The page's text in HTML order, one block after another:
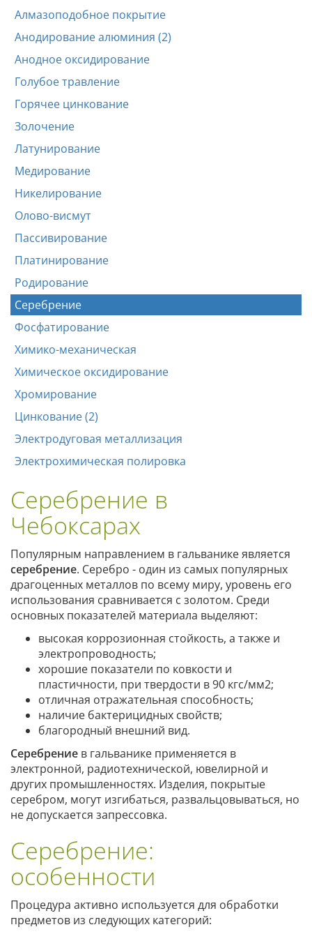
Алмазоподобное покрытие
Анодирование алюминия (2)
Анодное оксидирование
Голубое травление
Горячее цинкование
Золочение
Латунирование
Медирование
Никелирование
Олово-висмут
Пассивирование
Платинирование
Родирование
Серебрение
Фосфатирование
Химико-механическая
Химическое оксидирование
Хромирование
Цинкование (2)
Электродуговая металлизация
Электрохимическая полировка
Серебрение в
Чебоксарах
Популярным направлением в гальванике является
серебрение. Серебро - один из самых популярных
драгоценных металлов по всему миру, уровень его
использования сравнивается с золотом. Среди
основных показателей материала выделяют:
высокая коррозионная стойкость, а также и
электропроводность;
хорошие показатели по ковкости и
пластичности, при твердости в 90 кгс/мм2;
отличная отражательная способность;
наличие бактерицидных свойств;
благородный внешний вид.
Серебрение в гальванике применяется в
электронной, радиотехнической, ювелирной и
других промышленностях. Изделия, покрытые
серебром, могут изгибаться, развальцовываться, но
не допускается запрессовка.
Серебрение:
особенности
Процедура активно используется для обработки
предметов из следующих категорий: